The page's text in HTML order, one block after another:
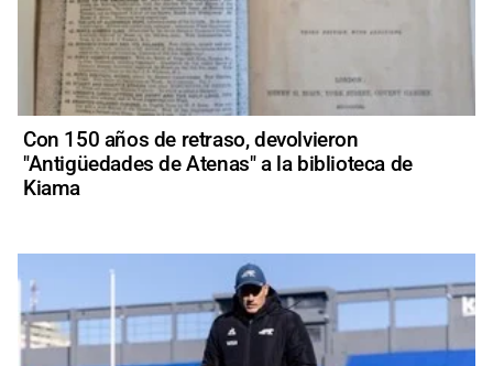
Con 150 años de retraso, devolvieron
"Antigüedades de Atenas" a la biblioteca de
Kiama